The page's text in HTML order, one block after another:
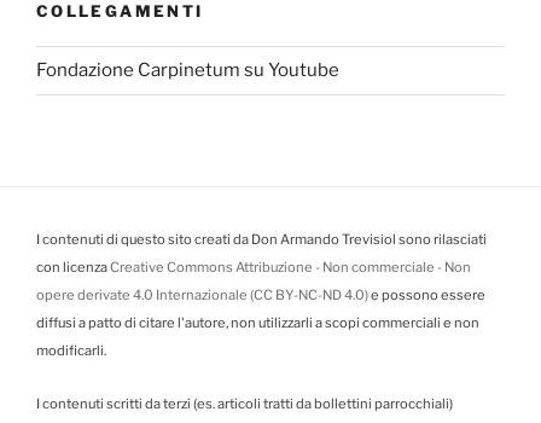
COLLEGAMENTI
Fondazione Carpinetum su Youtube
I contenuti di questo sito creati da Don Armando Trevisiol sono rilasciati
con licenzaCreative Commons Attribuzione - Non commerciale - Non
opere derivate 4.0 Internazionale (CC BY-NC-ND 4.0)e possono essere
diffusi a patto di citare l'autore, non utilizzarli a scopi commerciali e non
modificarli.
I contenuti scritti da terzi (es. articoli tratti da bollettini parrocchiali)